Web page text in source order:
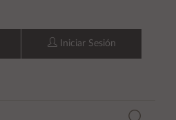
Iniciar Sesión